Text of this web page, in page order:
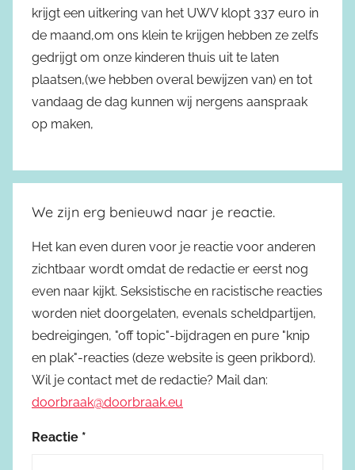
krijgt een uitkering van het UWV klopt 337 euro in
de maand,om ons klein te krijgen hebben ze zelfs
gedrijgt om onze kinderen thuis uit te laten
plaatsen,(we hebben overal bewijzen van) en tot
vandaag de dag kunnen wij nergens aanspraak
op maken,
We zijn erg benieuwd naar je reactie.
Het kan even duren voor je reactie voor anderen
zichtbaar wordt omdat de redactie er eerst nog
even naar kijkt. Seksistische en racistische reacties
worden niet doorgelaten, evenals scheldpartijen,
bedreigingen, "off topic"-bijdragen en pure "knip
en plak"-reacties (deze website is geen prikbord).
Wil je contact met de redactie? Mail dan:
doorbraak@doorbraak.eu
Reactie *